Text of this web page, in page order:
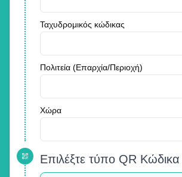
Ταχυδρομικός κώδικας
Πολιτεία (Επαρχία/Περιοχή)
Χώρα
Επιλέξτε τύπο QR Κώδικα